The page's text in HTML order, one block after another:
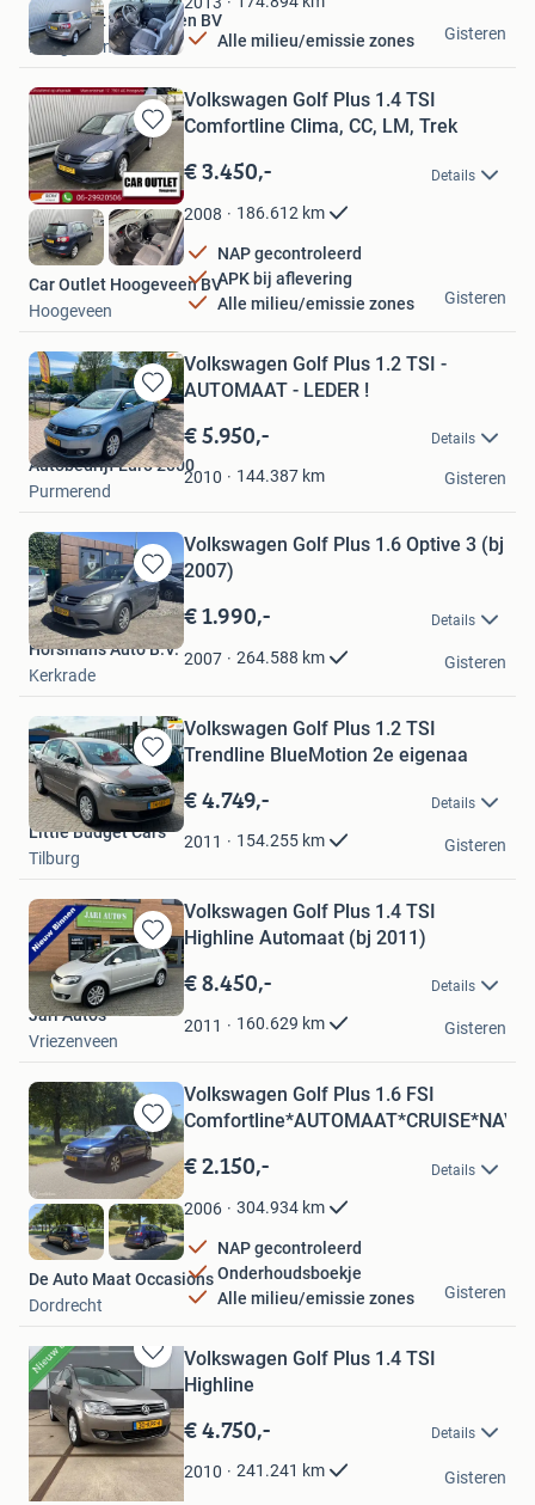
Alle milieu/emissie zones
Car Outlet Hoogeveen BV
Hoogeveen
Gisteren
Bewaren
in
Mijn
Favorieten
Volkswagen Golf Plus 1.4 TSI
Comfortline Clima, CC, LM, Trek
€ 3.450,- Details
2008 186.612 km
NAP gecontroleerd
APK bij aflevering
Alle milieu/emissie zones
Car Outlet Hoogeveen BV
Hoogeveen
Gisteren
Bewaren
in
Mijn
Favorieten
Volkswagen Golf Plus 1.2 TSI -
AUTOMAAT - LEDER !
€ 5.950,- Details
2010 144.387 km
Autobedrijf Euro 2000
Purmerend
Gisteren
Bewaren
in
Mijn
Favorieten
Volkswagen Golf Plus 1.6 Optive 3 (bj
2007)
€ 1.990,- Details
2007 264.588 km
Horsmans Auto B.V.
Kerkrade
Gisteren
Bewaren
in
Mijn
Favorieten
Volkswagen Golf Plus 1.2 TSI
Trendline BlueMotion 2e eigenaa
€ 4.749,- Details
2011 154.255 km
Little Budget Cars
Tilburg
Gisteren
Bewaren
in
Mijn
Favorieten
Volkswagen Golf Plus 1.4 TSI
Highline Automaat (bj 2011)
€ 8.450,- Details
2011 160.629 km
Jari Auto's
Vriezenveen
Gisteren
Bewaren
in
Mijn
Favorieten
Volkswagen Golf Plus 1.6 FSI
Comfortline*AUTOMAAT*CRUISE*NAV
€ 2.150,- Details
2006 304.934 km
NAP gecontroleerd
Onderhoudsboekje
Alle milieu/emissie zones
De Auto Maat Occasions
Dordrecht
Gisteren
Bewaren
in
Mijn
Favorieten
Volkswagen Golf Plus 1.4 TSI
Highline
€ 4.750,- Details
2010 241.241 km
JW Stadsauto's
Tolbert
Gisteren